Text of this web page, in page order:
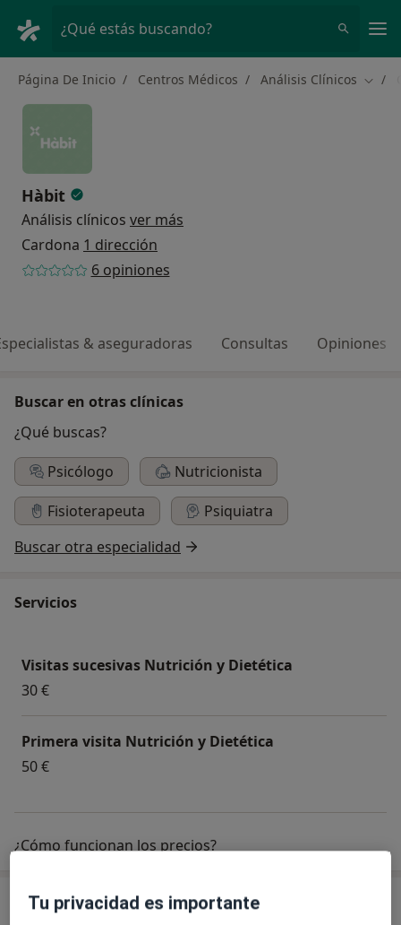
¿Qué estás buscando?
Página De Inicio Centros Médicos Análisis Clínicos
Hàbit
Análisis clínicos ver más
Cardona 1 dirección
6 opiniones
& aseguradoras Consultas Opiniones
Buscar en otras clínicas
¿Qué buscas?
Psicólogo
Nutricionista
Fisioterapeuta
Psiquiatra
Buscar otra especialidad
Servicios
Visitas sucesivas Nutrición y Dietética
30 €
Primera visita Nutrición y Dietética
50 €
¿Cómo funcionan los precios?
Especialistas & aseguradoras
Tu privacidad es importante